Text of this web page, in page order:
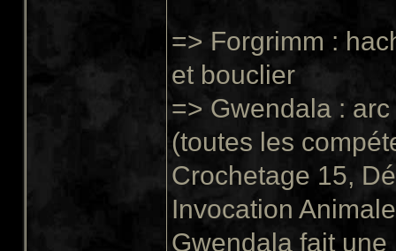
=> Forgrimm :
et bouclier
=> Gwendala :
(toutes les
Crochetage 15,
Invocation
Gwendala fait